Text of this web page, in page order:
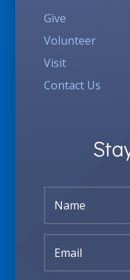
Give
Volunteer
Visit
Contact Us